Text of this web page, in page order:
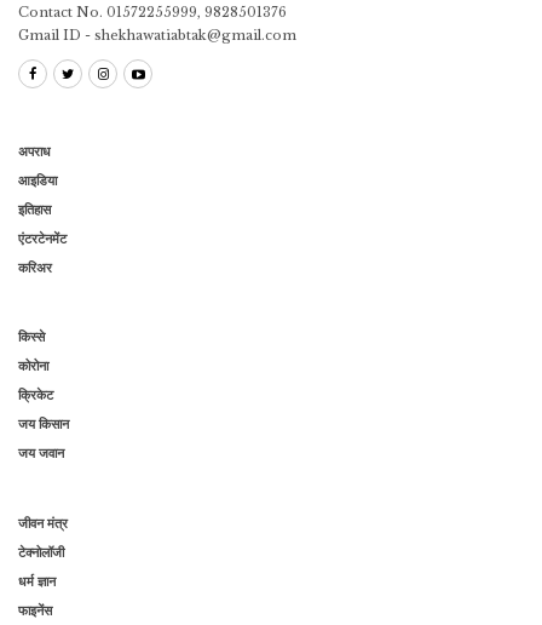
Contact No. 01572255999, 9828501376
Gmail ID - shekhawatiabtak@gmail.com
अपराध
आइडिया
इतिहास
एंटरटेनमेंट
करिअर
किस्से
कोरोना
क्रिकेट
जय किसान
जय जवान
जीवन मंत्र
टेक्नोलॉजी
धर्म ज्ञान
फाइनेंस